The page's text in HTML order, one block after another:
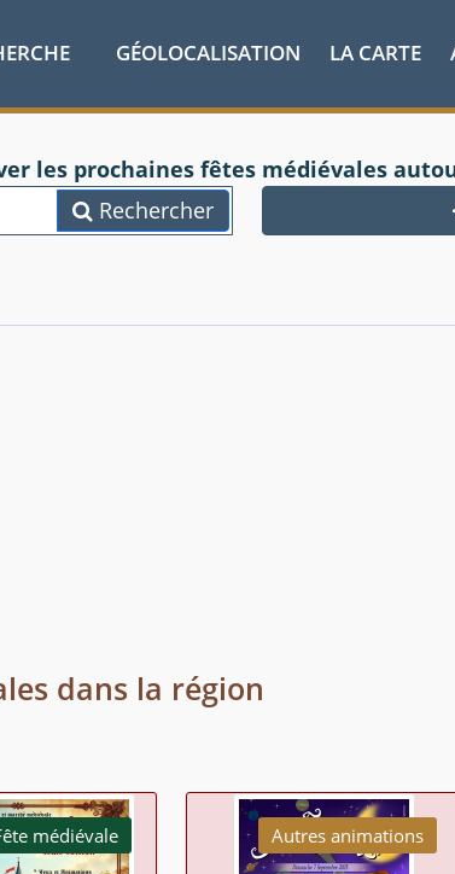
GÉOLOCALISATION LA CARTE
les prochaines fêtes médiévales
Rechercher
dans la région
médiévale Autres animations